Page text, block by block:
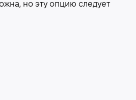
но эту опцию следует